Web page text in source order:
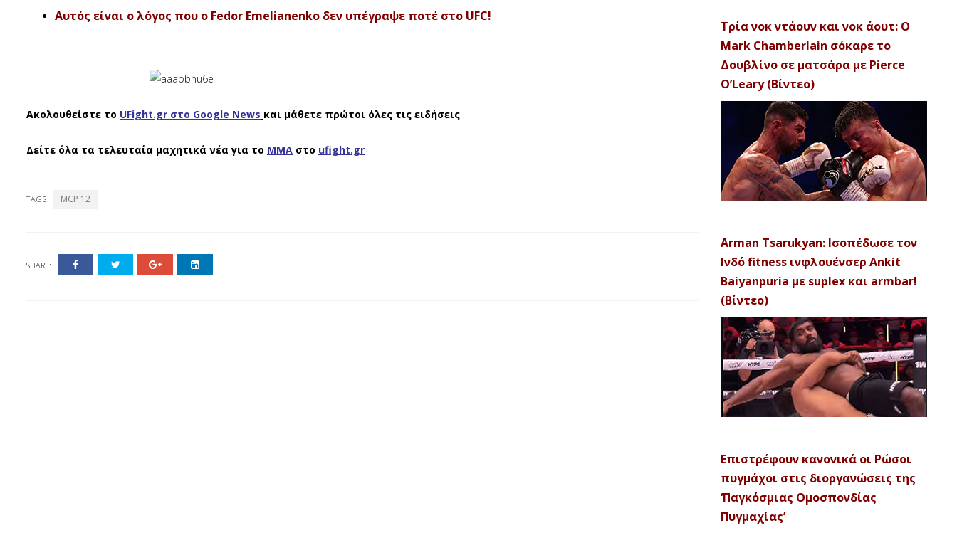
Αυτός είναι ο λόγος που ο Fedor Emelianenko δεν υπέγραψε ποτέ στο UFC!
Ακολουθείστε το UFight.gr στο Google News και μάθετε πρώτοι όλες τις ειδήσεις
Δείτε όλα τα τελευταία μαχητικά νέα για το ΜΜΑ στο ufight.gr
TAGS: MCP 12
SHARE:
Τρία νοκ ντάουν και νοκ άουτ: Ο
Mark Chamberlain σόκαρε το
Δουβλίνο σε ματσάρα με Pierce
O’Leary (Βίντεο)
Arman Tsarukyan: Ισοπέδωσε τον
Ινδό fitness ινφλουένσερ Ankit
Baiyanpuria με suplex και armbar!
(Βίντεο)
Επιστρέφουν κανονικά οι Ρώσοι
πυγμάχοι στις διοργανώσεις της
‘Παγκόσμιας Ομοσπονδίας
Πυγμαχίας’